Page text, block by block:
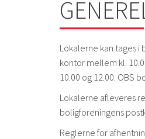
Lokalerne kan tages
kontor mellem kl.
10.00 og 12.00. OBS
Lokalerne afleveres
boligforeningens
Reglerne for